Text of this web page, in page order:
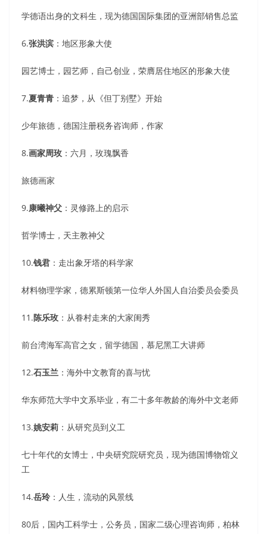
学德语出身的文科生，现为德国国际集团的亚洲部销售总监
6.张洪滨 ：地区形象大使
园艺博士，园艺师，自己创业，荣膺居住地区的形象大使
7.夏青青 ：追梦，从《但丁别墅》开始
少年旅德，德国注册税务咨询师，作家
8.画家周玫 ：六月，玫瑰飘香
旅德画家
9.康曦神父 ：灵修路上的启示
哲学博士，天主教神父
10.钱君 ：走出象牙塔的科学家
材料物理学家，德累斯顿第一位华人外国人自治委员会委员
11.陈乐玫 ：从眷村走来的大家闺秀
前台湾海军高官之女，留学德国，慕尼黑工大讲师
12.石玉兰 ：海外中文教育的喜与忧
华东师范大学中文系毕业，有二十多年教龄的海外中文老师
13.姚安莉 ：从研究员到义工
七十年代的女博士，中央研究院研究员，现为德国博物馆义
工
14.岳玲 ：人生，流动的风景线
80后，国内工科学士，公务员，国家二级心理咨询师，柏林